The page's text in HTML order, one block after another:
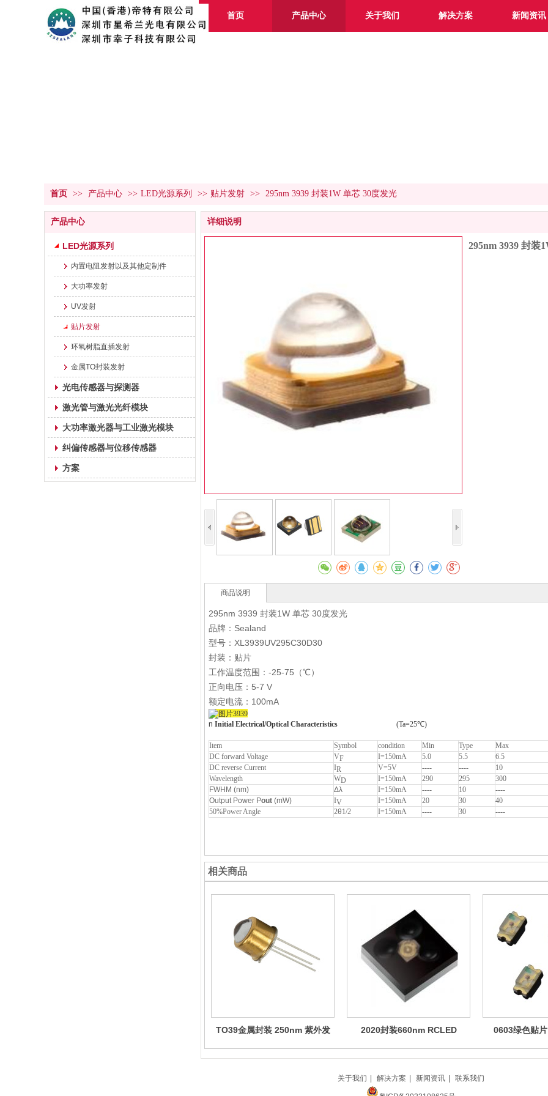
首页 产品中心 关于我们 解决方案 新闻资讯
首页 >> 产品中心 >> LED光源系列 >> 贴片发射 >> 295nm 3939 封装1W 单芯 30度发光
产品中心
LED光源系列
内置电阻发射以及其他定制件
大功率发射
UV发射
贴片发射
环氧树脂直插发射
金属TO封装发射
光电传感器与探测器
激光管与激光光纤模块
大功率激光器与工业激光模块
纠偏传感器与位移传感器
方案
详细说明
295nm 3939 封装
商品说明
295nm 3939 封装1W 单芯 30度发光
品牌：Sealand
型号： XL3939UV295C30D30
封装：贴片
工作温度范围：-25-75（℃）
正向电压：5-7 V
额定电流：100mA
n Initial Electrical/Optical Characteristics (Ta=25℃)
Item Symbol condition Min Type Max
DC forward Voltage
VF I=150mA 5.0 5.5 6.5
DC reverse Current
IR V=5V ---- ---- 10
Wavelength
WD I=150mA 290 295 300
FWHM (nm)
Δλ I=150mA ---- 10 ----
Output Power Pout (mW) IV I=150mA 20 30 40
50%Power Angle
2θ1/2 I=150mA ---- 30 ----
相关商品
TO39金属封装 250nm 紫外发
2020封装660nm RCLED
0603绿色贴
关于我们 解决方案 新闻资讯 联系我们